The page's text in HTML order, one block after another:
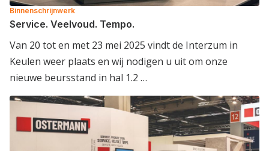
Binnenschrijnwerk
Service. Veelvoud. Tempo.
Van 20 tot en met 23 mei 2025 vindt de Interzum in
Keulen weer plaats en wij nodigen u uit om onze
nieuwe beursstand in hal 1.2 …